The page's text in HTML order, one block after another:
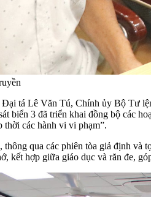
Đại tá Lê Văn Tú, Chính ủy Bộ Tư
biển 3 đã triển khai đồng bộ các
thời các hành vi vi phạm”.
qua các phiên tòa giả định và
kết hợp giữa giáo dục và răn đe,